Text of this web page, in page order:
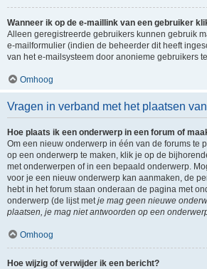
Wanneer ik op de e-maillink van een gebruiker
Alleen geregistreerde gebruikers kunnen gebruik
e-mailformulier (indien de beheerder dit heeft
van het e-mailsysteem door anonieme gebruikers
Omhoog
Vragen in verband met het plaatsen
Hoe plaats ik een onderwerp in een forum of
Om een nieuw onderwerp in één van de forums te
op een onderwerp te maken, klik je op de
met onderwerpen of in een bepaald onderwerp.
voor je een nieuw onderwerp kan aanmaken, de
hebt in het forum staan onderaan de pagina met
onderwerp (de lijst metje mag geen nieuwe
plaatsen, je mag niet antwoorden op een
Omhoog
Hoe wijzig of verwijder ik een bericht?